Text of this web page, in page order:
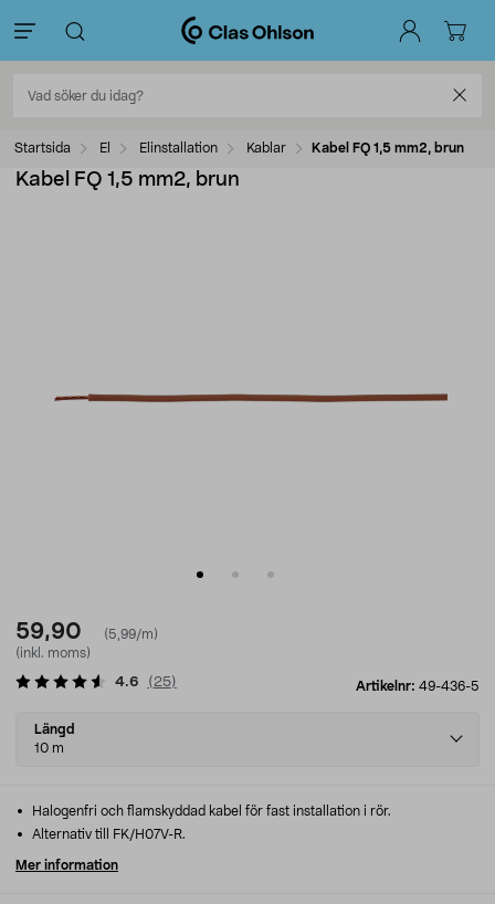
Startsida El Elinstallation Kablar Kabel FQ 1,5 mm2, brun
Kabel FQ 1,5 mm2, brun
59,90
(5,99/m)
(inkl. moms)
Artikelnr: 49-436-5
4.6 ( 25)
Select
variant
Längd
10 m
Halogenfri och flamskyddad kabel för fast installation i rör.
Alternativ till FK/H07V-R.
Mer information